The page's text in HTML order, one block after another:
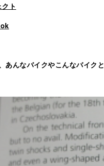
ト
あんなバイクやこんなバイクと